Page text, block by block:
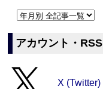
アカウント・RSS
X (Twitter)